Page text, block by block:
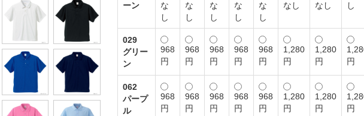
ーン
な
し
な
し
な
し
な
し
な
し
なし
なし
し
029
グリー
ン
968
円
968
円
968
円
968
円
968
円
1,280
円
1,280
円
円
062
パープ
ル
968
円
968
円
968
円
968
円
968
円
1,280
円
1,280
円
円